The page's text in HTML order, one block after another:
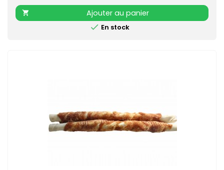

Ajouter au panier
 En stock